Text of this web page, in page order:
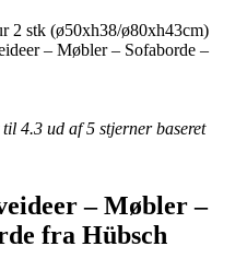
2 stk (ø50xh38/ø80xh43cm)
– Møbler – Sofaborde –
til 4.3 ud af 5 stjerner baseret
– Møbler –
fra Hübsch